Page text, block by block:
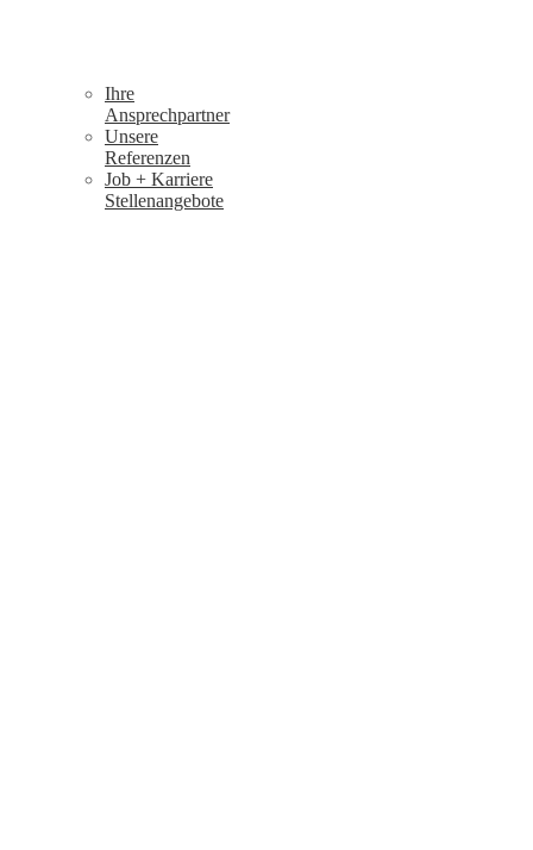
Ihre
Ansprechpartner
Unsere
Referenzen
Job + Karriere
Stellenangebote